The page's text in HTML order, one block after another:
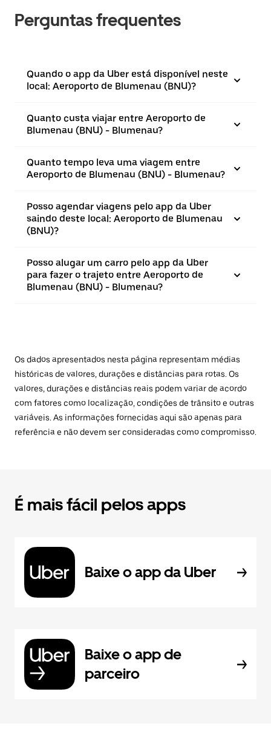
Perguntas frequentes
Quando o app da Uber está disponível neste
local: Aeroporto de Blumenau (BNU)?
Quanto custa viajar entre Aeroporto de
Blumenau (BNU) - Blumenau?
Quanto tempo leva uma viagem entre
Aeroporto de Blumenau (BNU) - Blumenau?
Posso agendar viagens pelo app da Uber
saindo deste local: Aeroporto de Blumenau
(BNU)?
Posso alugar um carro pelo app da Uber
para fazer o trajeto entre Aeroporto de
Blumenau (BNU) - Blumenau?
Os dados apresentados nesta página representam médias
históricas de valores, durações e distâncias para rotas. Os
valores, durações e distâncias reais podem variar de acordo
com fatores como localização, condições de trânsito e outras
variáveis. As informações fornecidas aqui são apenas para
referência e não devem ser consideradas como compromisso.
É mais fácil pelos apps
Baixe o app da Uber
Baixe o app de
parceiro